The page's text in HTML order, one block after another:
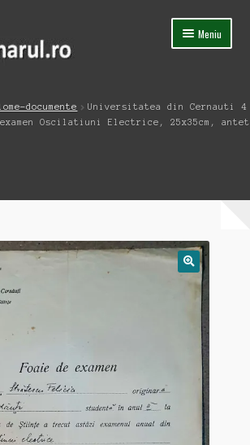
Meniu
Extinde
documente
Universitatea din Cernauti 4
Oscilatiuni Electrice, 25x35cm, antet